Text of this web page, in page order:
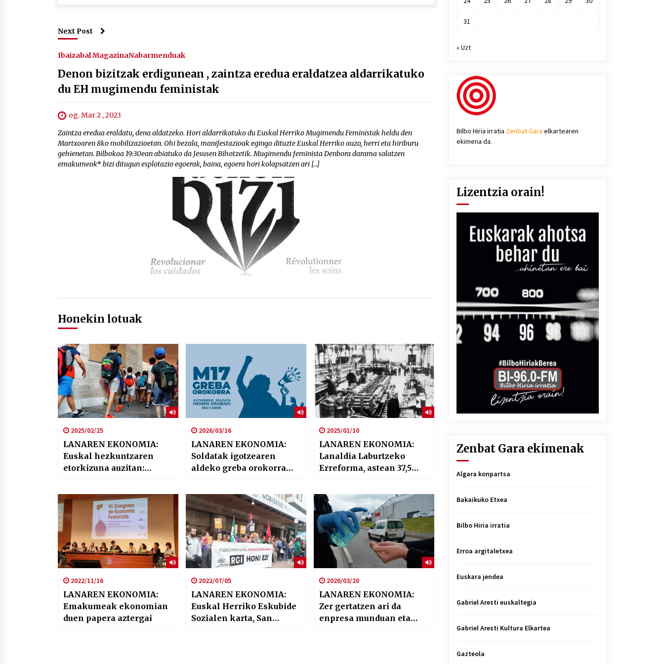
Next Post
Ibaizabal MagazinaNabarmenduak
Denon bizitzak erdigunean , zaintza eredua eraldatzea aldarrikatuko
du EH mugimendu feministak
og. Mar 2 , 2023
Zaintza eredua eraldatu, dena aldatzeko. Hori aldarrikatuko du Euskal Herriko Mugimendu Feministak heldu den
Martxoaren 8ko mobilizazioetan. Ohi bezala, manifestazioak egingo dituzte Euskal Herriko auzo, herri eta hiriburu
gehienetan. Bilbokoa 19:30ean abiatuko da Jesusen Bihotzetik. Mugimendu feminista Denbora darama salatzen
emakumeok* bizi ditugun esplotazio egoerak, baina, egoera hori kolapsatzen ari […]
Honekin lotuak
2025/02/25
LANAREN EKONOMIA:
Euskal hezkuntzaren
etorkizuna auzitan:
gainkontzertazioa,
segregazioa eta
publikoaren aldeko
borroka
2026/03/16
LANAREN EKONOMIA:
Soldatak igotzearen
aldeko greba orokorra
2025/01/10
LANAREN EKONOMIA:
Lanaldia Laburtzeko
Erreforma, astean 37,5
2022/11/16
LANAREN EKONOMIA:
Emakumeak ekonomian
duen papera aztergai
2022/07/05
LANAREN EKONOMIA:
Euskal Herriko Eskubide
Sozialen karta, San
2020/03/20
LANAREN EKONOMIA:
Zer gertatzen ari da
enpresa munduan eta
31
« Uzt
Bilbo Hiria irratia Zenbat Gara elkartearen
ekimena da.
Lizentzia orain!
Zenbat Gara ekimenak
Algara konpartsa
Bakaikuko Etxea
Bilbo Hiria irratia
Erroa argitaletxea
Euskara jendea
Gabriel Aresti euskaltegia
Gabriel Aresti Kultura Elkartea
Gazteola